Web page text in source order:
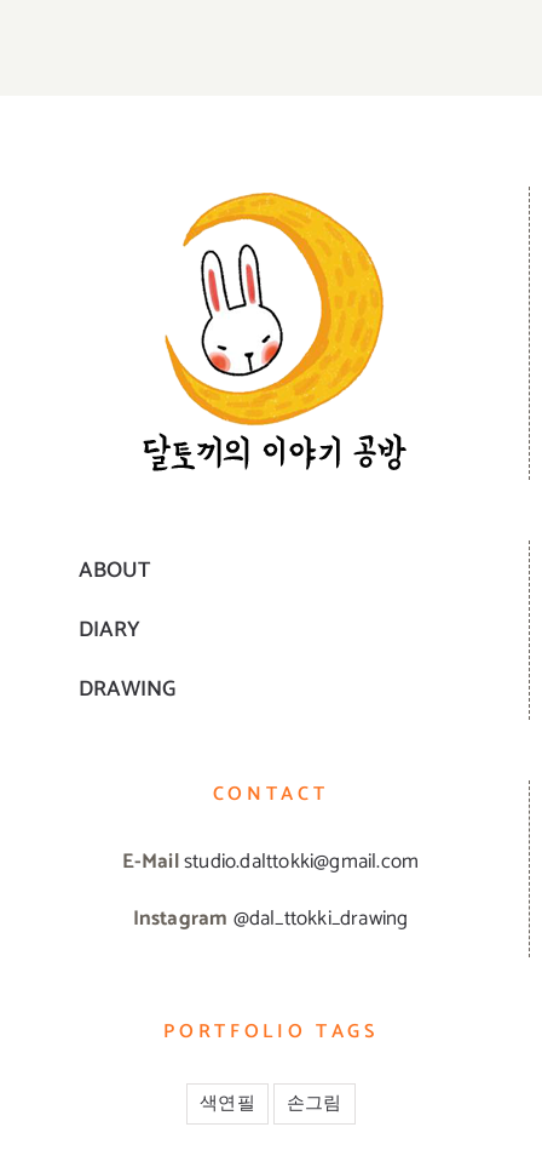
ABOUT
DIARY
DRAWING
CONTACT
E-Mailstudio.dalttokki@gmail.com
Instagram @dal_ttokki_drawing
PORTFOLIO TAGS
색연필 손그림